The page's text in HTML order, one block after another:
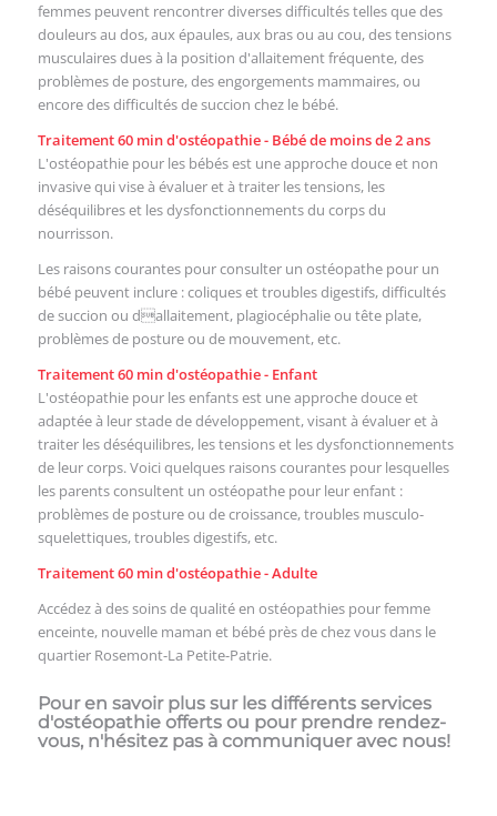
femmes peuvent rencontrer diverses difficultés telles que des
douleurs au dos, aux épaules, aux bras ou au cou, des tensions
musculaires dues à la position d'allaitement fréquente, des
problèmes de posture, des engorgements mammaires, ou
encore des difficultés de succion chez le bébé.
Traitement 60 min d'ostéopathie - Bébé de moins de 2 ans
L'ostéopathie pour les bébés est une approche douce et non
invasive qui vise à évaluer et à traiter les tensions, les
déséquilibres et les dysfonctionnements du corps du
nourrisson.
Les raisons courantes pour consulter un ostéopathe pour un
bébé peuvent inclure : coliques et troubles digestifs, difficultés
de succion ou dallaitement, plagiocéphalie ou tête plate,
problèmes de posture ou de mouvement, etc.
Traitement 60 min d'ostéopathie - Enfant
L'ostéopathie pour les enfants est une approche douce et
adaptée à leur stade de développement, visant à évaluer et à
traiter les déséquilibres, les tensions et les dysfonctionnements
de leur corps. Voici quelques raisons courantes pour lesquelles
les parents consultent un ostéopathe pour leur enfant :
problèmes de posture ou de croissance, troubles musculo-
squelettiques, troubles digestifs, etc.
Traitement 60 min d'ostéopathie - Adulte
Accédez à des soins de qualité en ostéopathies pour femme
enceinte, nouvelle maman et bébé près de chez vous dans le
quartier Rosemont-La Petite-Patrie.
Pour en savoir plus sur les différents services
d'ostéopathie offerts ou pour prendre rendez-
vous, n'hésitez pas à communiquer avec nous!